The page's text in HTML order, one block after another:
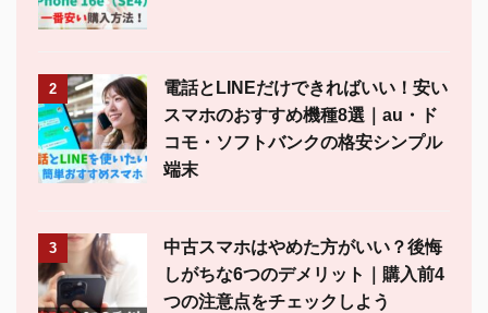
2
電話とLINEだけできればいい！安い
スマホのおすすめ機種8選｜au・ド
コモ・ソフトバンクの格安シンプル
端末
3
中古スマホはやめた方がいい？後悔
しがちな6つのデメリット｜購入前4
つの注意点をチェックしよう